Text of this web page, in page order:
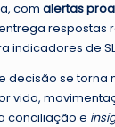
com alertas
respostas
indicadores de
decisão se torna
vida,
conciliação e